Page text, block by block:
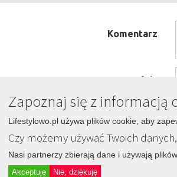
Komentarz
Podpis
LIFESTYLOWO.pl
Zapoznaj się z informacją
Lifestylowo.pl używa plików cookie, aby
Czy możemy używać Twoich
Nasi partnerzy zbierają dane i używają
Akceptuję Nie, dziękuję